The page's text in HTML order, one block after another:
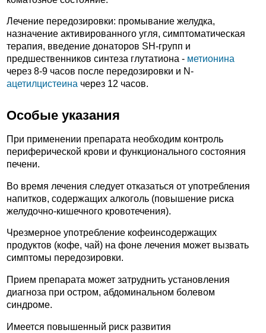
Лечение передозировки: промывание желудка,
назначение активированного угля, симптоматическая
терапия, введение донаторов SH-групп и
предшественников синтеза глутатиона - метионина
через 8-9 часов после передозировки и N-
ацетилцистеина через 12 часов.
Особые указания
При применении препарата необходим контроль
периферической крови и функционального состояния
печени.
Во время лечения следует отказаться от употребления
напитков, содержащих алкоголь (повышение риска
желудочно-кишечного кровотечения).
Чрезмерное употребление кофеинсодержащих
продуктов (кофе, чай) на фоне лечения может вызвать
симптомы передозировки.
Прием препарата может затруднить установления
диагноза при остром, абдоминальном болевом
синдроме.
Имеется повышенный риск развития